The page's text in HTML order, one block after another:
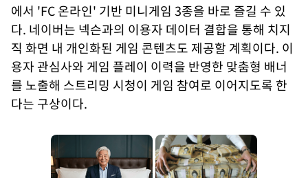
에서 'FC 온라인' 기반 미니게임 3종을 바로 즐길 수 있
다. 네이버는 넥슨과의 이용자 데이터 결합을 통해 치지
직 화면 내 개인화된 게임 콘텐츠도 제공할 계획이다. 이
용자 관심사와 게임 플레이 이력을 반영한 맞춤형 배너
를 노출해 스트리밍 시청이 게임 참여로 이어지도록 한
다는 구상이다.